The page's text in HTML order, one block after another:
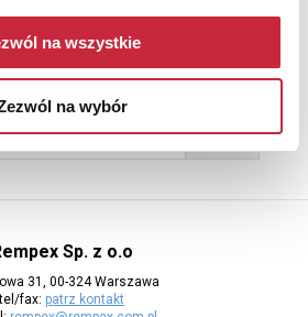
na wszystkie
na wybór
Newsletter
o nowych aukcjach, prosimy podać
adres e-mail
Sp. z o.o
31, 00-324 Warszawa
tel/fax: patrz kontakt